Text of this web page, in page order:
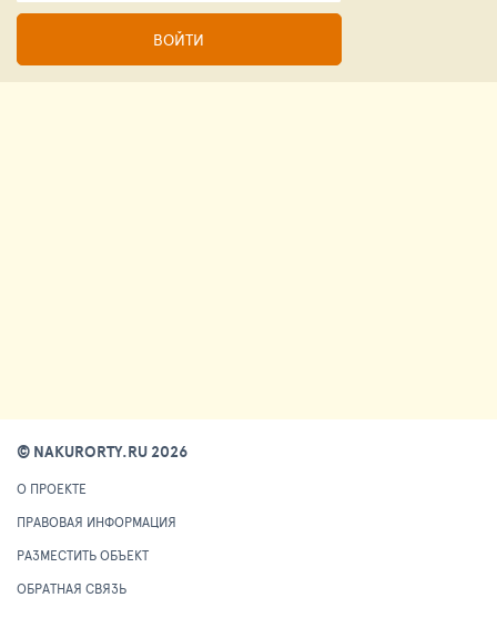
ВОЙТИ
© NAKURORTY.RU 2026
О ПРОЕКТЕ
ПРАВОВАЯ ИНФОРМАЦИЯ
РАЗМЕСТИТЬ ОБЪЕКТ
ОБРАТНАЯ СВЯЗЬ